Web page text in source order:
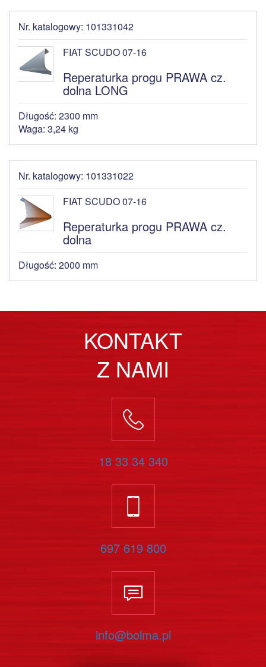
Nr. katalogowy: 101331042
FIAT SCUDO 07-16
Reperaturka progu PRAWA cz.
dolna LONG
Długość: 2300 mm
Waga: 3,24 kg
Nr. katalogowy: 101331022
FIAT SCUDO 07-16
Reperaturka progu PRAWA cz.
dolna
Długość: 2000 mm
KONTAKT
Z NAMI
18 33 34 340
697 619 800
info@bolma.pl